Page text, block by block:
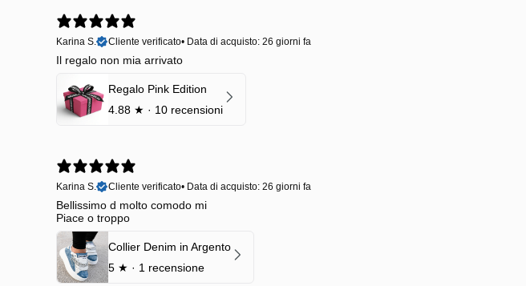
Karina S.
Cliente verificato• Data di acquisto: 26 giorni fa
Il regalo non mia arrivato
Regalo Pink Edition
4.88 ★ · 10 recensioni
Karina S.
Cliente verificato• Data di acquisto: 26 giorni fa
Bellissimo d molto comodo mi
Piace o troppo
Collier Denim in Argento
5 ★ · 1 recensione